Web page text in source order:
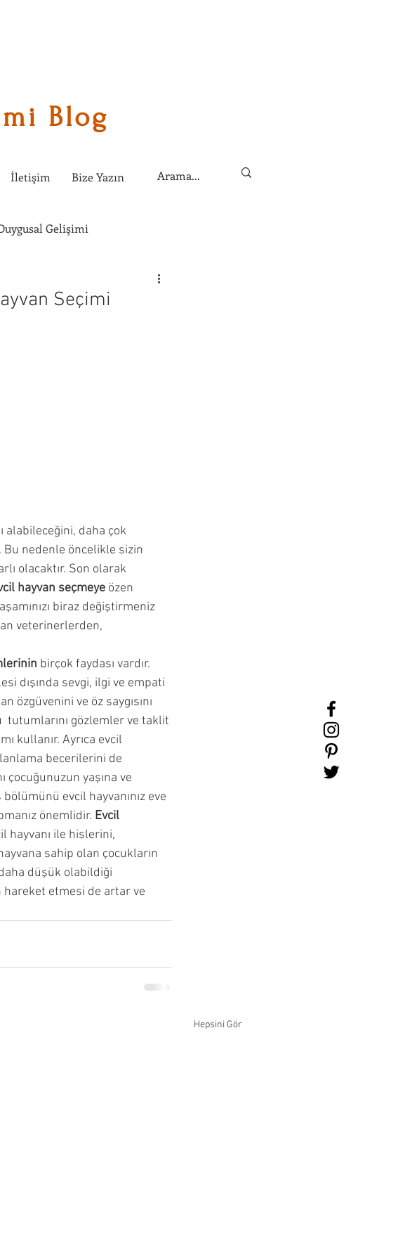
Blog
İletişim Bize Yazın
Gelişimi
Seçimi
alabileceğini, daha çok
Bu nedenle öncelikle sizin
olacaktır. Son olarak
hayvan seçmeye özen
biraz değiştirmeniz
veterinerlerden,
birçok faydası vardır.
dışında sevgi, ilgi ve empati
ve öz saygısını
tutumlarını gözlemler ve taklit
kullanır. Ayrıca evcil
becerilerini de
çocuğunuzun yaşına ve
evcil hayvanınız eve
önemlidir. Evcil
hayvanı ile hislerini,
sahip olan çocukların
düşük olabildiği
hareket etmesi de artar ve
Hepsini Gör